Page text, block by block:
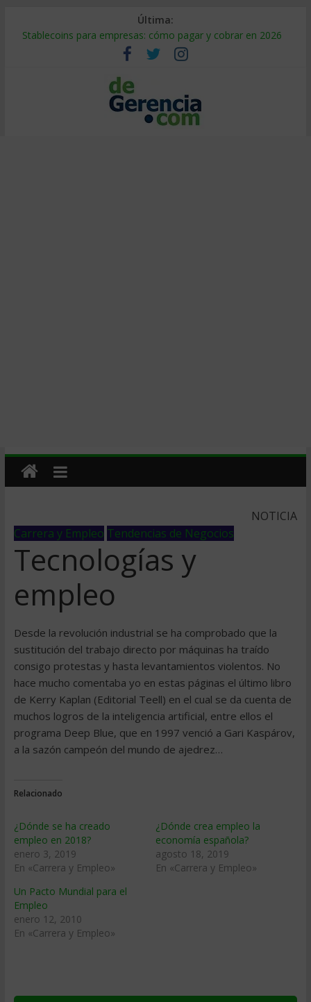
Última:
Stablecoins para empresas: cómo pagar y cobrar en 2026
Despido silencioso: qué es y por qué sale tan caro
IA en selección de personal: cómo auditarla a tiempo
Trabajo forzoso en la cadena de suministro: qué hacer
Mercado hispano de EE. UU.: cómo segmentarlo y venderle
NOTICIA
Carrera y Empleo Tendencias de Negocios
Tecnologías y
empleo
Desde la revolución industrial se ha comprobado que la
sustitución del trabajo directo por máquinas ha traído
consigo protestas y hasta levantamientos violentos. No
hace mucho comentaba yo en estas páginas el último libro
de Kerry Kaplan (Editorial Teell) en el cual se da cuenta de
muchos logros de la inteligencia artificial, entre ellos el
programa Deep Blue, que en 1997 venció a Gari Kaspárov,
a la sazón campeón del mundo de ajedrez…
Relacionado
¿Dónde se ha creado
empleo en 2018?
enero 3, 2019
En «Carrera y Empleo»
¿Dónde crea empleo la
economía española?
agosto 18, 2019
En «Carrera y Empleo»
Un Pacto Mundial para el
Empleo
enero 12, 2010
En «Carrera y Empleo»